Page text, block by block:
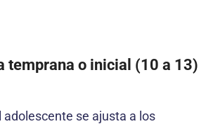
temprana o inicial (10 a 13)
adolescente se ajusta a los